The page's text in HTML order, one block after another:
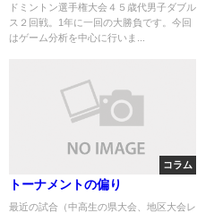
ドミントン選手権大会４５歳代男子ダブル
ス２回戦。1年に一回の大勝負です。今回
はゲーム分析を中心に行いま...
コラム
トーナメントの偏り
最近の試合（中高生の県大会、地区大会レ